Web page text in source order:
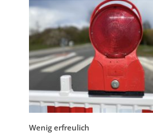
Wenig erfreulich